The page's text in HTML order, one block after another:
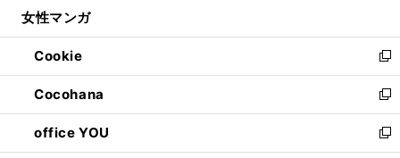
開
く
ウ
で
開
く
ン
ド
ウ
で
開
く
ウ
ィ
ン
ド
ウ
で
開
女性マンガ
Cookie
新
し
い
ウ
ィ
ン
Cocohana
新
し
い
ウ
office YOU
新